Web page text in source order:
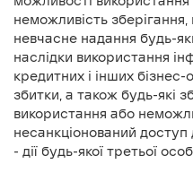
неможливість
невчасне надання будь-
наслідки використання
кредитних і інших
збитки, а також будь-які
використання або
несанкціонований доступ
- дії будь-якої третьої